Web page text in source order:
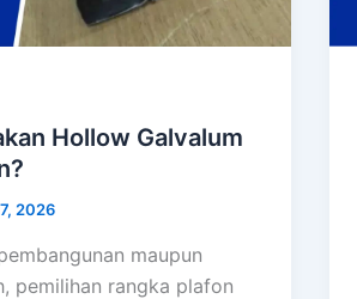
Hollow Galvalum
2026
maupun
pemilihan rangka plafon